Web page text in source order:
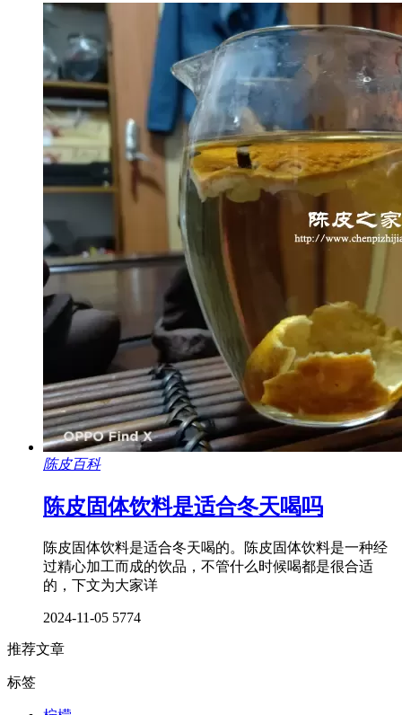
陈皮百科
陈皮固体饮料是适合冬天喝吗
陈皮固体饮料是适合冬天喝的。陈皮固体饮料是一种经
过精心加工而成的饮品，不管什么时候喝都是很合适
的，下文为大家详
2024-11-05 5774
推荐文章
标签